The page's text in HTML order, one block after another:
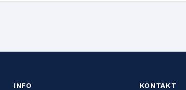
INFO KONTAKT